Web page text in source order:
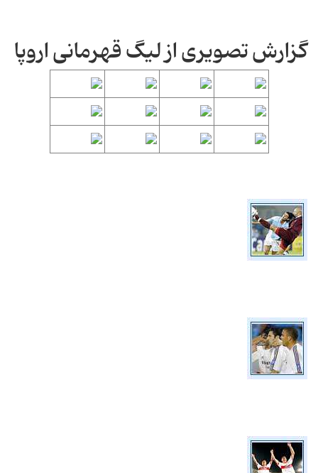
گزارش تصویری از لیگ قهرمانی اروپا